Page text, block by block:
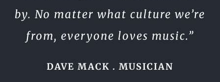
by. No matter what culture we’re
from, everyone loves music.”
DAVE MACK . MUSICIAN